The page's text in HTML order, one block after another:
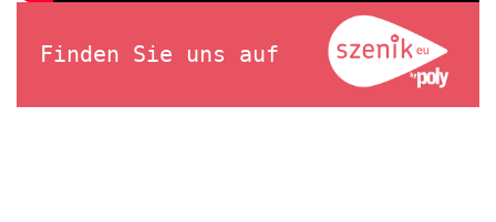
Finden Sie uns auf